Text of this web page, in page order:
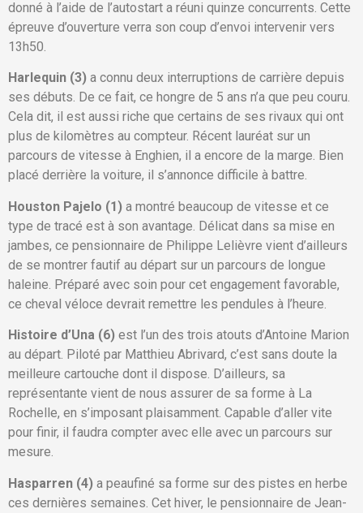
donné à l’aide de l’autostart a réuni quinze concurrents. Cette
épreuve d’ouverture verra son coup d’envoi intervenir vers
13h50.
Harlequin (3) a connu deux interruptions de carrière depuis
ses débuts. De ce fait, ce hongre de 5 ans n’a que peu couru.
Cela dit, il est aussi riche que certains de ses rivaux qui ont
plus de kilomètres au compteur. Récent lauréat sur un
parcours de vitesse à Enghien, il a encore de la marge. Bien
placé derrière la voiture, il s’annonce difficile à battre.
Houston Pajelo (1) a montré beaucoup de vitesse et ce
type de tracé est à son avantage. Délicat dans sa mise en
jambes, ce pensionnaire de Philippe Lelièvre vient d’ailleurs
de se montrer fautif au départ sur un parcours de longue
haleine. Préparé avec soin pour cet engagement favorable,
ce cheval véloce devrait remettre les pendules à l’heure.
Histoire d’Una (6) est l’un des trois atouts d’Antoine Marion
au départ. Piloté par Matthieu Abrivard, c’est sans doute la
meilleure cartouche dont il dispose. D’ailleurs, sa
représentante vient de nous assurer de sa forme à La
Rochelle, en s’imposant plaisamment. Capable d’aller vite
pour finir, il faudra compter avec elle avec un parcours sur
mesure.
Hasparren (4) a peaufiné sa forme sur des pistes en herbe
ces dernières semaines. Cet hiver, le pensionnaire de Jean-